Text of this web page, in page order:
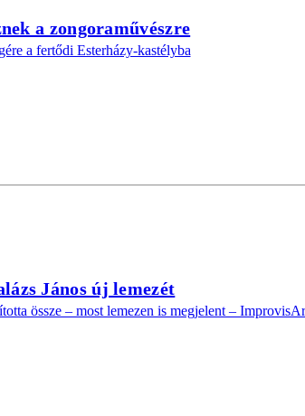
a zongoraművészre
a fertődi Esterházy-kastélyba
János új lemezét
össze – most lemezen is megjelent –